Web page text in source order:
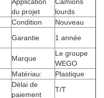
du projet
lourds
Condition
Nouveau
Garantie
1 année
Marque
Le groupe
WEGO
Matériau:
Plastique
Délai de
paiement
T/T